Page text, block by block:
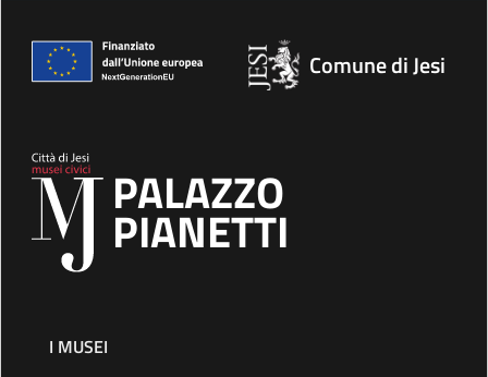
Comune di Jesi
PALAZZO
PIANETTI
I MUSEI